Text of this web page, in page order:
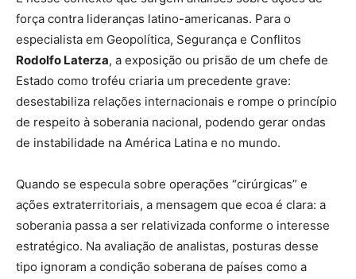
força contra lideranças latino-americanas. Para o
especialista em Geopolítica, Segurança e Conflitos
Rodolfo Laterza, a exposição ou prisão de um chefe de
Estado como troféu criaria um precedente grave:
desestabiliza relações internacionais e rompe o princípio
de respeito à soberania nacional, podendo gerar ondas
de instabilidade na América Latina e no mundo.
Quando se especula sobre operações “cirúrgicas” e
ações extraterritoriais, a mensagem que ecoa é clara: a
soberania passa a ser relativizada conforme o interesse
estratégico. Na avaliação de analistas, posturas desse
tipo ignoram a condição soberana de países como a